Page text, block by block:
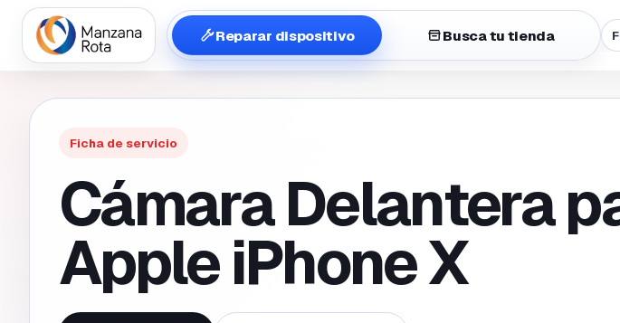
Reparar dispositivo Busca tu tienda
Ficha de servicio
Cámara Delantera
Apple iPhone X